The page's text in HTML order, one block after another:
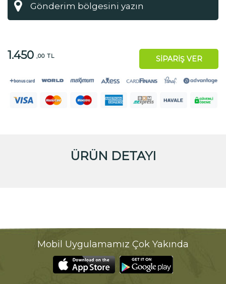
1.450 ,00 TL SİPARİŞ VER
ÜRÜN DETAYI
Mobil Uygulamamız Çok Yakında